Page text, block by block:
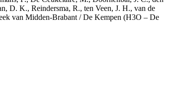
D. K., Reindersma, R., ten Veen, J. H., van de
van Midden-Brabant / De Kempen (H3O – De